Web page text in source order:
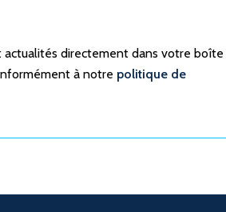
directement dans votre boîte
à notre politique de